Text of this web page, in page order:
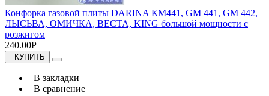
Конфорка газовой плиты DARINA КМ441, GM 441, GM 442,
ЛЫСЬВА, ОМИЧКА, ВЕСТА, KING большой мощности с
розжигом
240.00Р
КУПИТЬ
В закладки
В сравнение